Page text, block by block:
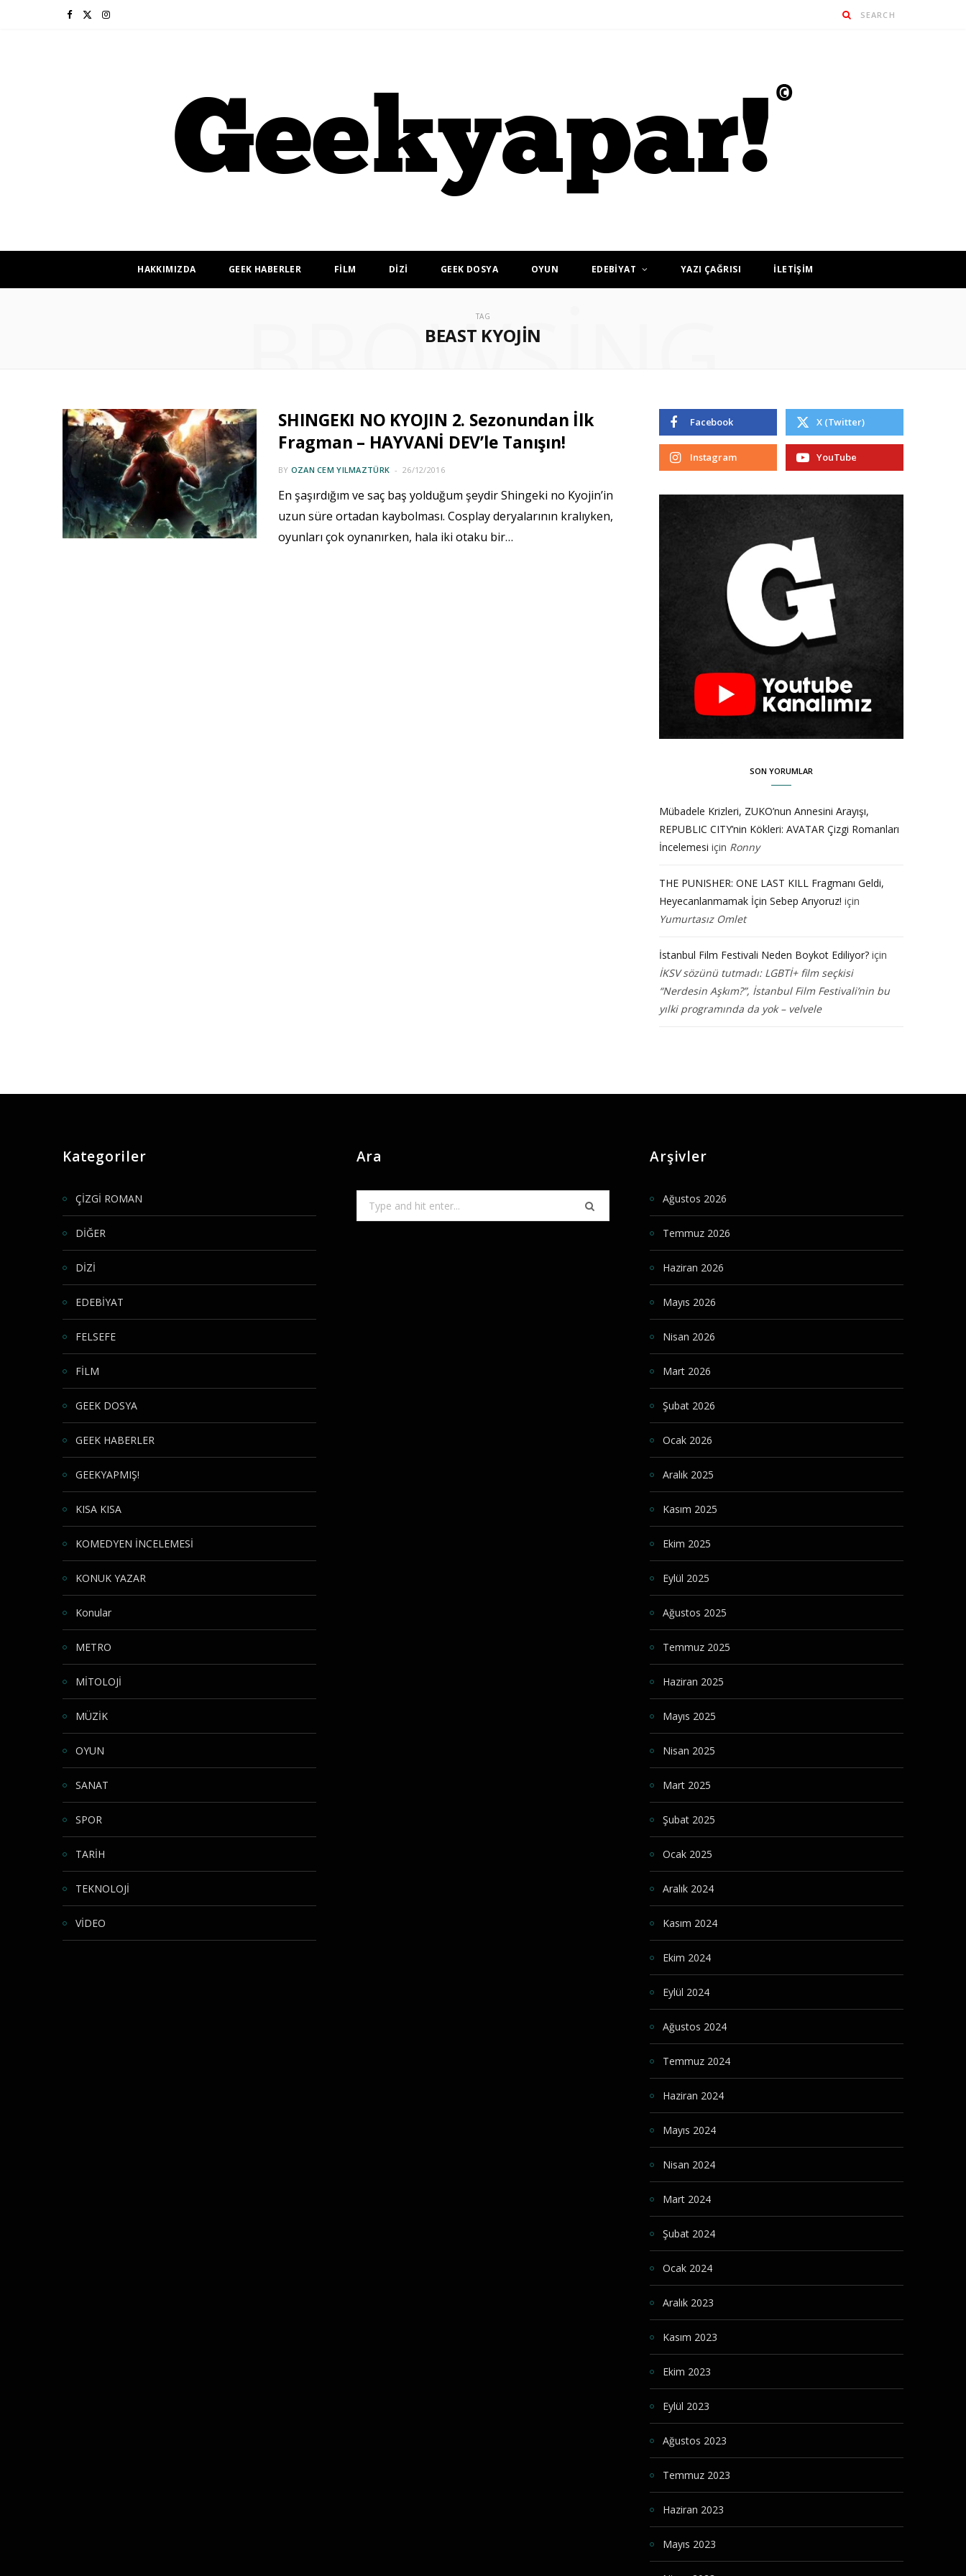
F I
HAKKIMIZDA GEEK HABERLER FİLM DİZİ GEEK DOSYA OYUN EDEBİYAT YAZI ÇAĞRISI İLETİŞİM
TAG
BEAST KYOJIN
BROWSING
SHINGEKI NO KYOJIN 2. Sezonundan İlk
Fragman – HAYVANİ DEV’le Tanışın!
BY OZAN CEM YILMAZTÜRK 26/12/2016
En şaşırdığım ve saç baş yolduğum şeydir Shingeki no Kyojin’in
uzun süre ortadan kaybolması. Cosplay deryalarının kralıyken,
oyunları çok oynanırken, hala iki otaku bir…
Facebook X (Twitter)
Instagram YouTube
SON YORUMLAR
Mübadele Krizleri, ZUKO’nun Annesini Arayışı,
REPUBLIC CITY’nin Kökleri: AVATAR Çizgi Romanları
İncelemesi için Ronny
THE PUNISHER: ONE LAST KILL Fragmanı Geldi,
Heyecanlanmamak İçin Sebep Arıyoruz! için
Yumurtasız Omlet
İstanbul Film Festivali Neden Boykot Ediliyor? için
İKSV sözünü tutmadı: LGBTİ+ film seçkisi
“Nerdesin Aşkım?”, İstanbul Film Festivali’nin bu
yılki programında da yok – velvele
Kategoriler
ÇİZGİ ROMAN
DİĞER
DİZİ
EDEBİYAT
FELSEFE
FİLM
GEEK DOSYA
GEEK HABERLER
GEEKYAPMIŞ!
KISA KISA
KOMEDYEN İNCELEMESİ
KONUK YAZAR
Konular
METRO
MİTOLOJİ
MÜZİK
OYUN
SANAT
SPOR
TARİH
TEKNOLOJİ
VİDEO
Ara
for:
Arşivler
Ağustos 2026
Temmuz 2026
Haziran 2026
Mayıs 2026
Nisan 2026
Mart 2026
Şubat 2026
Ocak 2026
Aralık 2025
Kasım 2025
Ekim 2025
Eylül 2025
Ağustos 2025
Temmuz 2025
Haziran 2025
Mayıs 2025
Nisan 2025
Mart 2025
Şubat 2025
Ocak 2025
Aralık 2024
Kasım 2024
Ekim 2024
Eylül 2024
Ağustos 2024
Temmuz 2024
Haziran 2024
Mayıs 2024
Nisan 2024
Mart 2024
Şubat 2024
Ocak 2024
Aralık 2023
Kasım 2023
Ekim 2023
Eylül 2023
Ağustos 2023
Temmuz 2023
Haziran 2023
Mayıs 2023